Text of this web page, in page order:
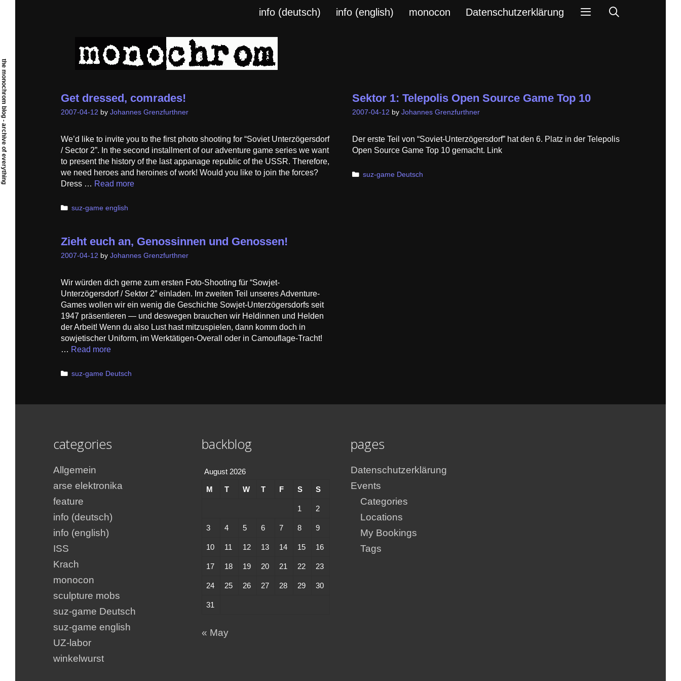
info (deutsch) info (english) monocon Datenschutzerklärung
Get dressed, comrades!
2007-04-12 by Johannes Grenzfurthner
We’d like to invite you to the first photo shooting for “Soviet Unterzögersdorf
/ Sector 2”. In the second installment of our adventure game series we want
to present the history of the last appanage republic of the USSR. Therefore,
we need heroes and heroines of work! Would you like to join the forces?
Dress … Read more
Categories
suz-game english
Sektor 1: Telepolis Open Source Game Top 10
2007-04-12 by Johannes Grenzfurthner
Der erste Teil von “Soviet-Unterzögersdorf” hat den 6. Platz in der Telepolis
Open Source Game Top 10 gemacht. Link
Categories
suz-game Deutsch
Zieht euch an, Genossinnen und Genossen!
2007-04-12 by Johannes Grenzfurthner
Wir würden dich gerne zum ersten Foto-Shooting für “Sowjet-
Unterzögersdorf / Sektor 2” einladen. Im zweiten Teil unseres Adventure-
Games wollen wir ein wenig die Geschichte Sowjet-Unterzögersdorfs seit
1947 präsentieren — und deswegen brauchen wir Heldinnen und Helden
der Arbeit! Wenn du also Lust hast mitzuspielen, dann komm doch in
sowjetischer Uniform, im Werktätigen-Overall oder in Camouflage-Tracht!
… Read more
Categories
suz-game Deutsch
categories
Allgemein
arse elektronika
feature
info (deutsch)
info (english)
ISS
Krach
monocon
sculpture mobs
suz-game Deutsch
suz-game english
UZ-labor
winkelwurst
backblog
August 2026
M T W T F S S
1 2
3 4 5 6 7 8 9
10 11 12 13 14 15 16
17 18 19 20 21 22 23
24 25 26 27 28 29 30
31
« May
pages
Datenschutzerklärung
Events
Categories
Locations
My Bookings
Tags
the monochrom blog - archive of everything